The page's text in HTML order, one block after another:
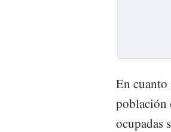
En cuanto
población
ocupadas